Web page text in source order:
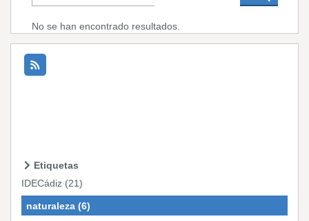
No se han encontrado resultados.
Etiquetas
IDECádiz (21)
naturaleza (6)